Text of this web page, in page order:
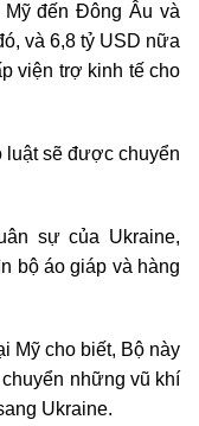
đến Đông Âu và
và 6,8 tỷ USD nữa
viện trợ kinh tế cho
luật sẽ được chuyển
sự của Ukraine,
bộ áo giáp và hàng
Mỹ cho biết, Bộ này
những vũ khí
Ukraine.